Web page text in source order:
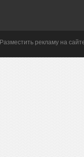
Разместить рекламу на